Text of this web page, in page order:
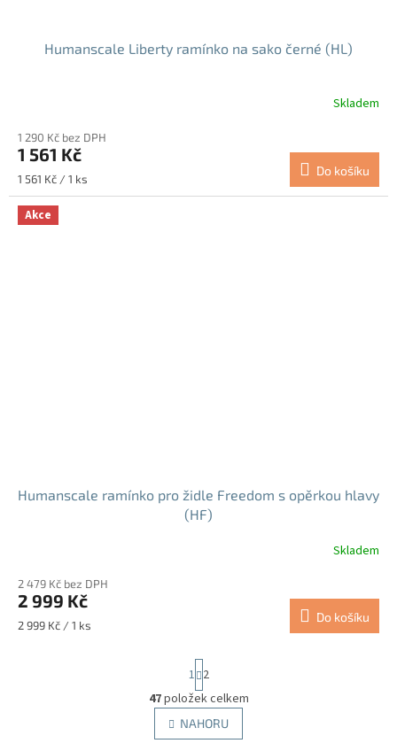
Humanscale Liberty ramínko na sako černé (HL)
Skladem
1 290 Kč bez DPH
1 561 Kč
Měrná
cena:
1 561 Kč / 1 ks
Do košíku
Akce
Humanscale ramínko pro židle Freedom s opěrkou hlavy
(HF)
Skladem
2 479 Kč bez DPH
2 999 Kč
Měrná
2 999 Kč / 1 ks
Do košíku
O
v
l
t
r
á
n
k
1 2
47položek celkem
NAHORU